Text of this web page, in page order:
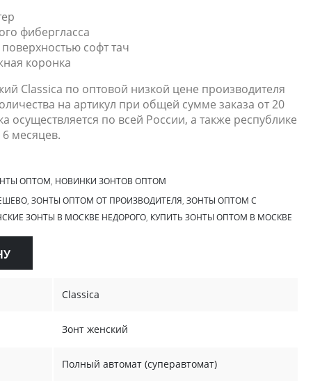
фибергласса
софт тач
коронка
Classica по оптовой низкой цене производителя
на артикул при общей сумме заказа от 20
осуществляется по всей России, а также республике
6 месяцев.
ОПТОМ, НОВИНКИ ЗОНТОВ ОПТОМ
, ЗОНТЫ ОПТОМ ОТ ПРОИЗВОДИТЕЛЯ, ЗОНТЫ ОПТОМ С
ЗОНТЫ В МОСКВЕ НЕДОРОГО, КУПИТЬ ЗОНТЫ ОПТОМ В МОСКВЕ
Classica
Зонт женский
Полный автомат (суперавтомат)